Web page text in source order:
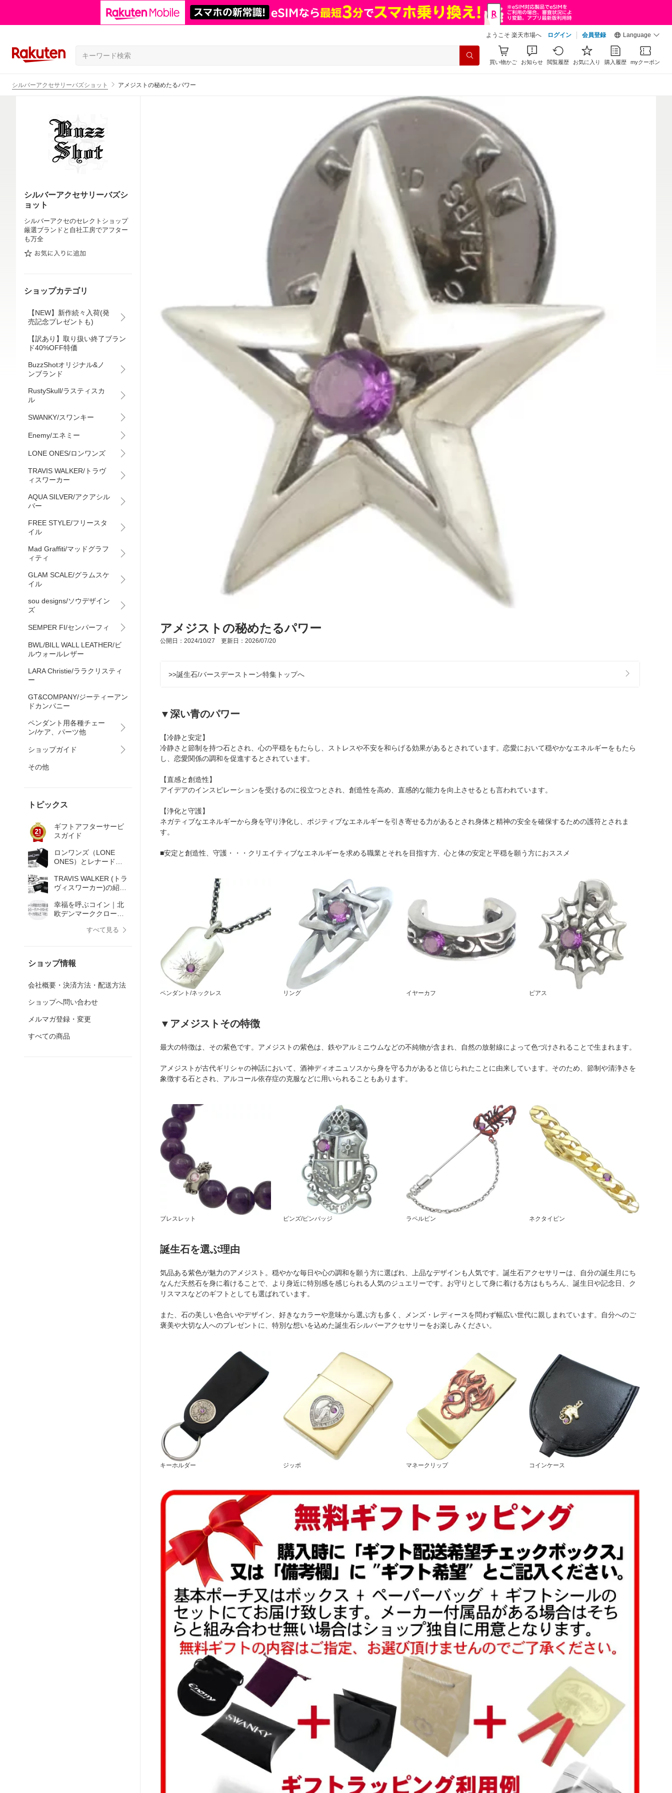
ようこそ 楽天市場へ ログイン 会員登録 Language
買い物かご お知らせ 閲覧履歴 お気に入り 購入履歴 myクーポン
シルバーアクセサリーバズショット アメジストの秘めたるパワー
シルバーアクセサリーバズシ
ョット
シルバーアクセのセレクトショップ
厳選ブランドと自社工房でアフター
も万全
ショップカテゴリ
【NEW】新作続々入荷(発
売記念プレゼントも)
【訳あり】取り扱い終了ブラン
ド40%OFF特価
BuzzShotオリジナル&ノ
ンブランド
RustySkull/ラスティスカ
ル
SWANKY/スワンキー
Enemy/エネミー
LONE ONES/ロンワンズ
TRAVIS WALKER/トラヴ
ィスワーカー
AQUA SILVER/アクアシル
バー
FREE STYLE/フリースタ
イル
Mad Graffiti/マッドグラフ
ィティ
GLAM SCALE/グラムスケ
イル
sou designs/ソウデザイン
ズ
SEMPER FI/センパーフィ
BWL/BILL WALL LEATHER/ビ
ルウォールレザー
LARA Christie/ララクリスティ
ー
GT&COMPANY/ジーティーアン
ドカンパニー
ペンダント用各種チェー
ン/ケア、パーツ他
ショップガイド
その他
トピックス
ギフトアフターサービ
スガイド
ロンワンズ（LONE
ONES）とレナード・
｜正規販売店
TRAVIS WALKER (トラ
ヴィスワーカー)の紹
幸福を呼ぶコイン｜北
欧デンマーククローネ
すべて見る
ショップ情報
会社概要・決済方法・配送方法
ショップへ問い合わせ
メルマガ登録・変更
すべての商品
アメジストの秘めたるパワー
公開日：2024/10/27 更新日：2026/07/20
>>誕生石/バースデーストーン特集トップへ
▼深い青のパワー
【冷静と安定】
冷静さと節制を持つ石とされ、心の平穏をもたらし、ストレスや不安を和らげる効果があるとされています。恋愛において穏やかなエネルギーをもたら
し、恋愛関係の調和を促進するとされています。
【直感と創造性】
アイデアのインスピレーションを受けるのに役立つとされ、創造性を高め、直感的な能力を向上させるとも言われています。
【浄化と守護】
ネガティブなエネルギーから身を守り浄化し、ポジティブなエネルギーを引き寄せる力があるとされ身体と精神の安全を確保するための護符とされま
す。
■安定と創造性、守護・・・クリエイティブなエネルギーを求める職業とそれを目指す方、心と体の安定と平穏を願う方におススメ
ペンダント/ネックレス リング イヤーカフ ピアス
▼アメジストその特徴
最大の特徴は、その紫色です。アメジストの紫色は、鉄やアルミニウムなどの不純物が含まれ、自然の放射線によって色づけされることで生まれます。
アメジストが古代ギリシャの神話において、酒神ディオニュソスから身を守る力があると信じられたことに由来しています。そのため、節制や清浄さを
象徴する石とされ、アルコール依存症の克服などに用いられることもあります。
ブレスレット ピンズ/ピンバッジ ラペルピン ネクタイピン
誕生石を選ぶ理由
気品ある紫色が魅力のアメジスト。穏やかな毎日や心の調和を願う方に選ばれ、上品なデザインも人気です。誕生石アクセサリーは、自分の誕生月にち
なんだ天然石を身に着けることで、より身近に特別感を感じられる人気のジュエリーです。お守りとして身に着ける方はもちろん、誕生日や記念日、ク
リスマスなどのギフトとしても選ばれています。
また、石の美しい色合いやデザイン、好きなカラーや意味から選ぶ方も多く、メンズ・レディースを問わず幅広い世代に親しまれています。自分へのご
褒美や大切な人へのプレゼントに、特別な想いを込めた誕生石シルバーアクセサリーをお楽しみください。
キーホルダー ジッポ マネークリップ コインケース